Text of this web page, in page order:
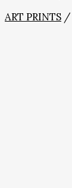
ART PRINTS /